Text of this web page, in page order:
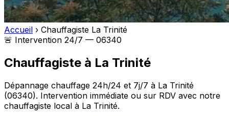
Accueil › Chauffagiste La Trinité
🚨 Intervention 24/7 — 06340
Chauffagiste à La Trinité
Dépannage chauffage 24h/24 et 7j/7 à La Trinité
(06340). Intervention immédiate ou sur RDV avec notre
chauffagiste local à La Trinité.